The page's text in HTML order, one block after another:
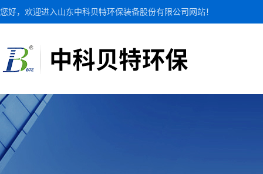
您好，欢迎进入山东中科贝特环保装备股份有限公司网站！